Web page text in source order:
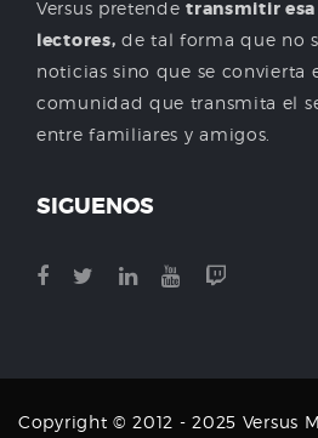
Versus pretendetransmitir
lectores, de tal forma que no
noticias sino que se convierta
comunidad que transmita el
entre familiares y amigos.
SIGUENOS
Copyright © 2012 - 2025 Versus